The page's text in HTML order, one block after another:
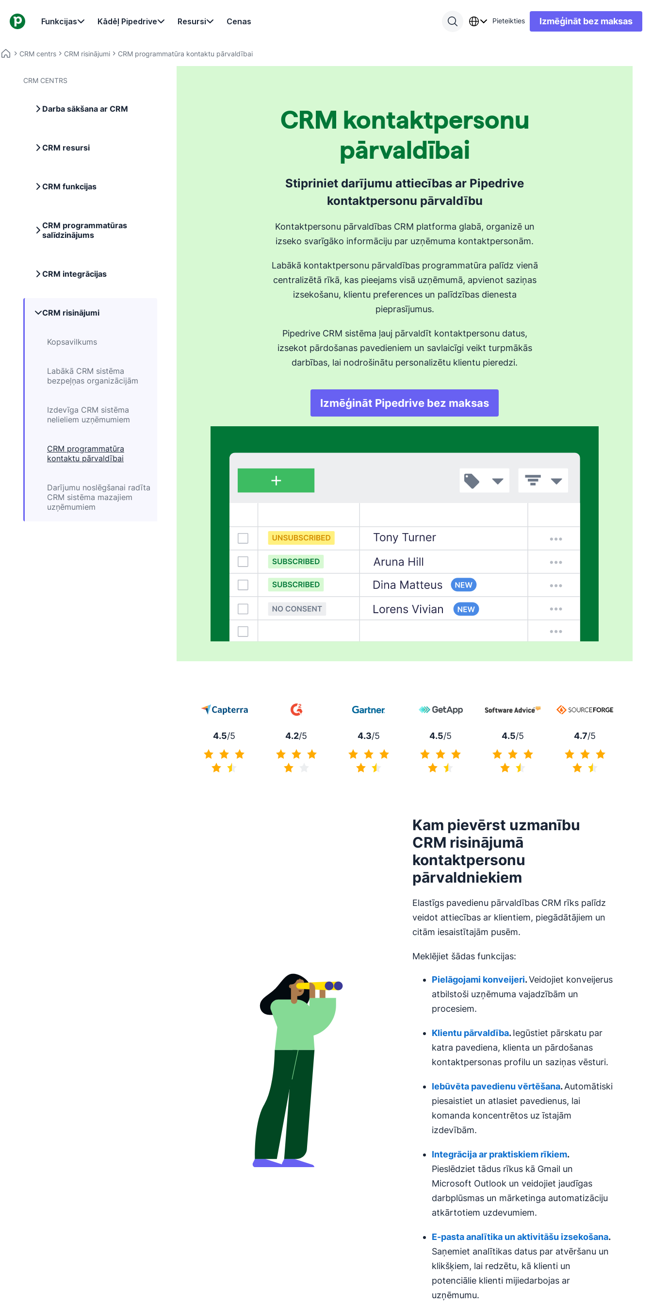
Funkcijas Kādēļ Pipedrive Resursi Cenas Pieteikties Izmēģināt bez maksas
CRM centrs CRM risinājumi CRM programmatūra kontaktu pārvaldībai
CRM kontaktpersonu
pārvaldībai
Stipriniet darījumu attiecības ar Pipedrive
kontaktpersonu pārvaldību
Kontaktpersonu pārvaldības CRM platforma glabā, organizē un
izseko svarīgāko informāciju par uzņēmuma kontaktpersonām.
Labākā kontaktpersonu pārvaldības programmatūra palīdz vienā
centralizētā rīkā, kas pieejams visā uzņēmumā, apvienot saziņas
izsekošanu, klientu preferences un palīdzības dienesta
pieprasījumus.
Pipedrive CRM sistēma ļauj pārvaldīt kontaktpersonu datus,
izsekot pārdošanas pavedieniem un savlaicīgi veikt turpmākās
darbības, lai nodrošinātu personalizētu klientu pieredzi.
Izmēģināt Pipedrive bez maksas
Atveras jaunā logā
4.5/5
4.5 no 5
4.2/5 4.3/5
4.3 no 5
4.5/5
4.5 no 5
4.5/5
4.5 no 5
4.7/5
4.7 no 5
Kam pievērst uzmanību
CRM risinājumā
kontaktpersonu
pārvaldniekiem
Elastīgs pavedienu pārvaldības CRM rīks palīdz
veidot attiecības ar klientiem, piegādātājiem un
citām iesaistītajām pusēm.
Meklējiet šādas funkcijas:
Pielāgojami konveijeri.Veidojiet konveijerus
atbilstoši uzņēmuma vajadzībām un
procesiem.
Klientu pārvaldība.Iegūstiet pārskatu par
katra pavediena, klienta un pārdošanas
kontaktpersonas profilu un saziņas vēsturi.
Iebūvēta pavedienu vērtēšana.Automātiski
piesaistiet un atlasiet pavedienus, lai
komanda koncentrētos uz īstajām
izdevībām.
Integrācija ar praktiskiem rīkiem.
Pieslēdziet tādus rīkus kā Gmail un
Microsoft Outlook un veidojiet jaudīgas
darbplūsmas un mārketinga automatizāciju
atkārtotiem uzdevumiem.
E-pasta analītika unaktivitāšu izsekošana.
Saņemiet analītikas datus par atvēršanu un
klikšķiem, lai redzētu, kā klienti un
potenciālie klienti mijiedarbojas ar
uzņēmumu.
CRM CENTRS
Darba sākšana ar CRM
CRM resursi
CRM funkcijas
CRM programmatūras
salīdzinājums
CRM integrācijas
CRM risinājumi
Kopsavilkums
Labākā CRM sistēma
bezpeļņas organizācijām
Izdevīga CRM sistēma
nelieliem uzņēmumiem
CRM programmatūra
kontaktu pārvaldībai
Darījumu noslēgšanai radīta
CRM sistēma mazajiem
uzņēmumiem